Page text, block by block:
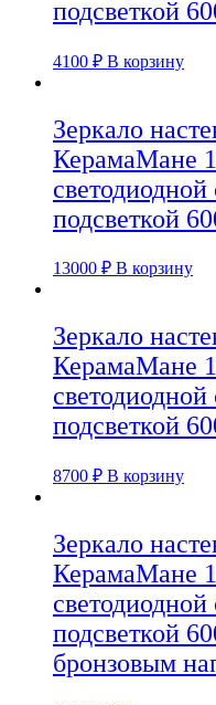
подсветкой
4100 ₽ В корзину
Зеркало
КерамаМане
подсветкой
13000 ₽ В корзину
Зеркало
КерамаМане
подсветкой
8700 ₽ В корзину
Зеркало
КерамаМане
подсветкой
бронзовым